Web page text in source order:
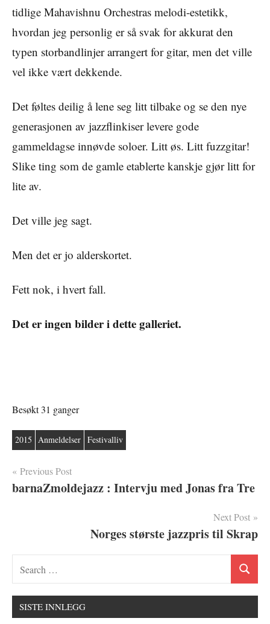
tidlige Mahavishnu Orchestras melodi-estetikk,
hvordan jeg personlig er så svak for akkurat den
typen storbandlinjer arrangert for gitar, men det ville
vel ikke vært dekkende.
Det føltes deilig å lene seg litt tilbake og se den nye
generasjonen av jazzflinkiser levere gode
gammeldagse innøvde soloer. Litt øs. Litt fuzzgitar!
Slike ting som de gamle etablerte kanskje gjør litt for
lite av.
Det ville jeg sagt.
Men det er jo alderskortet.
Fett nok, i hvert fall.
Det er ingen bilder i dette galleriet.
Besøkt 31 ganger
2015 Anmeldelser Festivalliv
Innleggsnavigasjon
Previous Post
barnaZmoldejazz : Intervju med Jonas fra Tre
Next Post
Norges største jazzpris til Skrap
SISTE INNLEGG